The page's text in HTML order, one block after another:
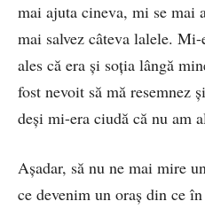
mai ajuta cineva, mi se mai
mai salvez câteva lalele.
ales că era și soția lângă
fost nevoit să mă resemnez
deși mi-era ciudă că nu am
Așadar, să nu ne mai mire
ce devenim un oraș din ce